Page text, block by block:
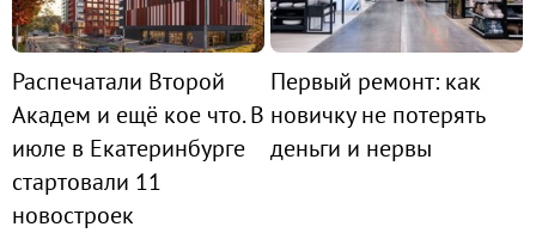
Распечатали Второй
Академ и ещё кое что. В
июле в Екатеринбурге
стартовали 11
новостроек
Первый ремонт: как
новичку не потерять
деньги и нервы